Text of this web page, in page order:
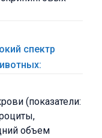
спектр
(показатели:
объем